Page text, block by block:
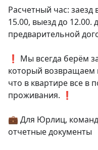
Расчетный час:
15.00, выезд до 12.00.
предварительной
❗️ Мы всегда берём
который возвращаем
что в квартире все в
проживания. ❗️
💼 Для Юрлиц,
отчетные документы